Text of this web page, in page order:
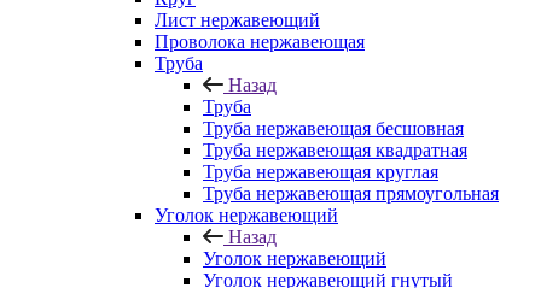
Лист нержавеющий
Проволока нержавеющая
Труба
Назад
Труба
Труба нержавеющая бесшовная
Труба нержавеющая квадратная
Труба нержавеющая круглая
Труба нержавеющая прямоугольная
Уголок нержавеющий
Назад
Уголок нержавеющий
Уголок нержавеющий гнутый